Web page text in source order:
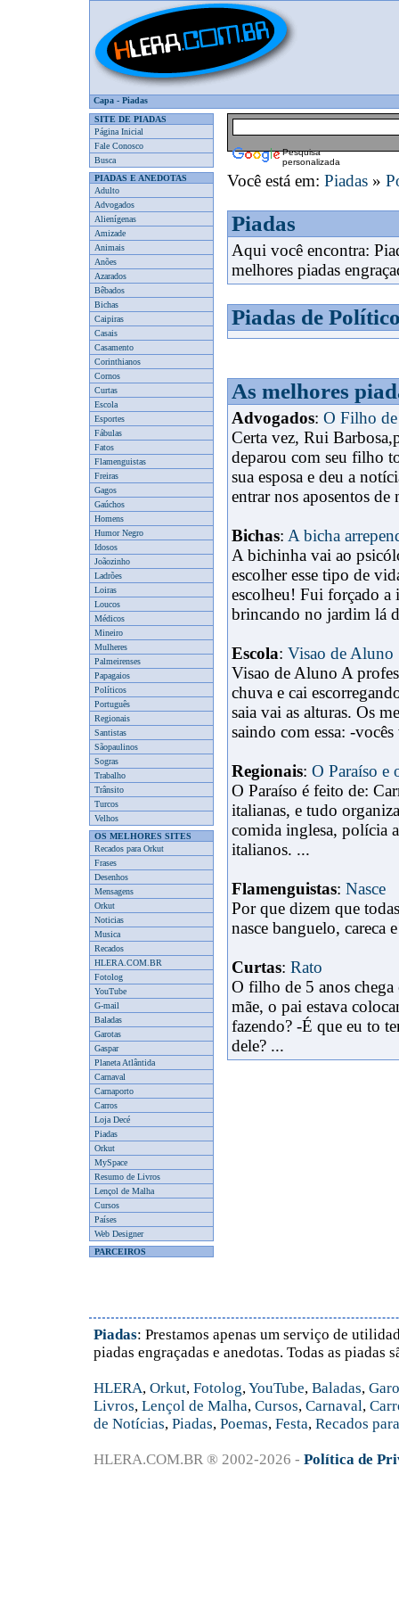
Capa - Piadas
SITE DE PIADAS
Página Inicial
Fale Conosco
Busca
PIADAS E ANEDOTAS
Adulto
Advogados
Alienígenas
Amizade
Animais
Anões
Azarados
Bêbados
Bichas
Caipiras
Casais
Casamento
Corinthianos
Cornos
Curtas
Escola
Esportes
Fábulas
Fatos
Flamenguistas
Freiras
Gagos
Gaúchos
Homens
Humor Negro
Idosos
Joãozinho
Ladrões
Loiras
Loucos
Médicos
Mineiro
Mulheres
Palmeirenses
Papagaios
Políticos
Português
Regionais
Santistas
Sãopaulinos
Sogras
Trabalho
Trânsito
Turcos
Velhos
OS MELHORES SITES
Recados para Orkut
Frases
Desenhos
Mensagens
Orkut
Noticias
Musica
Recados
HLERA.COM.BR
Fotolog
YouTube
G-mail
Baladas
Garotas
Gaspar
Planeta Atlântida
Carnaval
Carnaporto
Carros
Loja Decé
Piadas
Orkut
MySpace
Resumo de Livros
Lençol de Malha
Cursos
Países
Web Designer
PARCEIROS
Pesquisa
personalizada
Você está em: Piadas »
Piadas
Aqui você encontra:
melhores piadas
Piadas de
As melhores
Advogados: O Filho
Certa vez, Rui
deparou com seu filho
sua esposa e deu a
entrar nos aposentos
Bichas: A bicha
A bichinha vai ao
escolher esse tipo de
escolheu! Fui forçado a
brincando no jardim lá
Escola: Visao de Aluno
Visao de Aluno A
chuva e cai
saia vai as alturas. Os
saindo com essa: -
Regionais: O Paraíso e
O Paraíso é feito de:
italianas, e tudo
comida inglesa, polícia
italianos. ...
Flamenguistas: Nasce
Por que dizem que
nasce banguelo, careca
Curtas: Rato
O filho de 5 anos chega
mãe, o pai estava
fazendo? -É que eu to
dele? ...
Piadas: Prestamos apenas um serviço de
piadas engraçadas e anedotas. Todas as piadas
HLERA, Orkut, Fotolog,YouTube, Baladas,
Livros, Lençol de Malha, Cursos, Carnaval,
de Notícias, Piadas, Poemas, Festa, Recados
HLERA.COM.BR ® 2002-2026 - Política de
x